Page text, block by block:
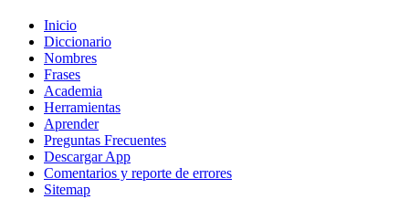
Inicio
Diccionario
Nombres
Frases
Academia
Herramientas
Aprender
Preguntas Frecuentes
Descargar App
Comentarios y reporte de errores
Sitemap